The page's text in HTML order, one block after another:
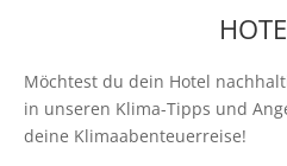
Möchtest du dein Hotel
in unseren Klima-Tipps und
deine Klimaabenteuerreise!